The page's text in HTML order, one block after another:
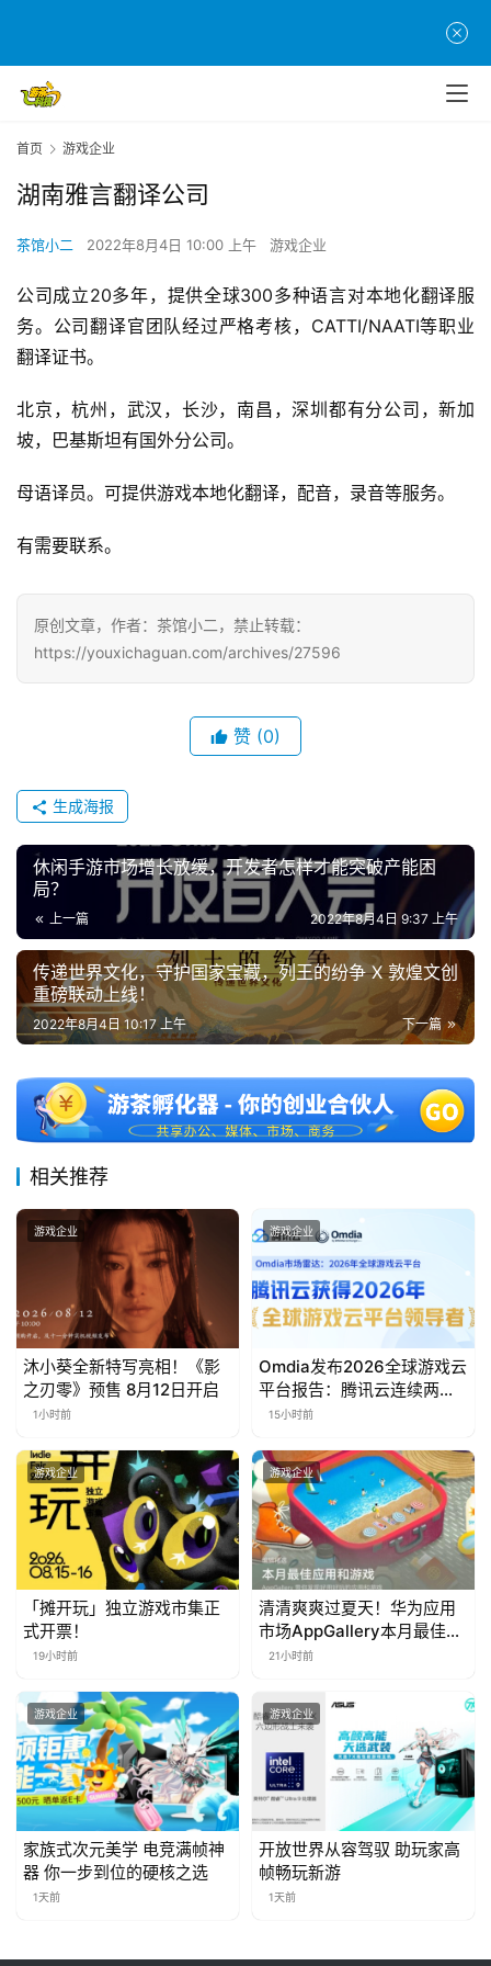
首
游
原
游
戏
界
机
戏
机
游
戏
游
戏
2
第
十
三
金
茶
奖
3
0
日
游
茶
对
接
会
上
站
中
文
(
中
首页 游戏企业
湖南雅言翻译公司
茶馆小二 2022年8月4日 10:00 上午 游戏企业
公司成立20多年，提供全球300多种语言对本地化翻译服
务。公司翻译官团队经过严格考核，CATTI/NAATI等职业
翻译证书。
北京，杭州，武汉，长沙，南昌，深圳都有分公司，新加
坡，巴基斯坦有国外分公司。
母语译员。可提供游戏本地化翻译，配音，录音等服务。
有需要联系。
原创文章，作者：茶馆小二，禁止转载：
https://youxichaguan.com/archives/27596
赞 (0)
生成海报
休闲手游市场增长放缓，开发者怎样才能突破产能困
局？
上一篇 2022年8月4日 9:37 上午
传递世界文化，守护国家宝藏，列王的纷争 X 敦煌文创
重磅联动上线！
下一篇
2022年8月4日 10:17 上午
相关推荐
游戏企业
沐小葵全新特写亮相！《影
之刃零》预售 8月12日开启
1小时前
游戏企业
Omdia发布2026全球游戏云
平台报告：腾讯云连续两年
入选“领导者”象限
15小时前
游戏企业
「摊开玩」独立游戏市集正
式开票！
19小时前
游戏企业
清清爽爽过夏天！华为应用
市场AppGallery本月最佳上
新，款款提升幸福感
21小时前
游戏企业
家族式次元美学 电竞满帧神
器 你一步到位的硬核之选
1天前
游戏企业
开放世界从容驾驭 助玩家高
帧畅玩新游
1天前